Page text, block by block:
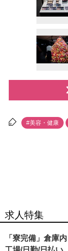
#美容・健康
求人特集
「寮完備」倉庫